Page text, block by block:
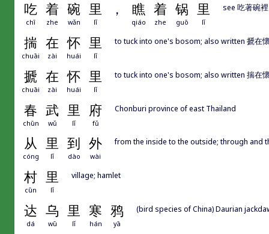
吃 着 碗 里 ， 瞧 着 锅 里
chī zhe wǎn lǐ qiáo zhe guō lǐ
see 吃著碗
揣 在 怀 里
chuāi zài huái lǐ
to tuck into one's bosom; also written 搋在
搋 在 怀 里
chuāi zài huái lǐ
to tuck into one's bosom; also written 揣在
春 武 里 府
chūn wǔ lǐ fǔ
Chonburi province of east Thailand
从 里 到 外
cóng lǐ dào wài
from the inside to the outside; through and
村 里
cūn lǐ
village; hamlet
达 乌 里 寒 鸦
dá wū lǐ hán yā
(bird species of China) Daurian